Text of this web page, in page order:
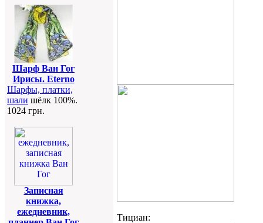
Шарф Ван Гог
Ирисы. Eterno
Шарфы, платки,
шали шёлк 100%.
1024 грн.
Записная
книжка,
ежедневник,
Тициан: